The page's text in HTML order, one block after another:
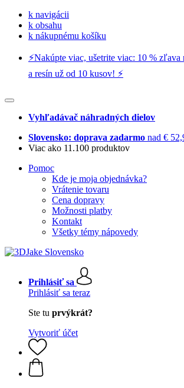
k navigácii
k obsahu
k nákupnému košíku
⚡️Nakúpte viac, ušetrite viac: 10 %
a resín už od 10 kusov! ⚡️
Vyhľadávač náhradných dielov
Slovensko: doprava zadarmo nad €
Viac ako 11.100 produktov
Pomoc
Kde je moja objednávka?
Vrátenie tovaru
Cena dopravy
Možnosti platby
Kontakt
Všetky témy nápovedy
Prihlásiť sa
Prihlásiť sa teraz
Ste tu prvýkrát?
Vytvoriť účet